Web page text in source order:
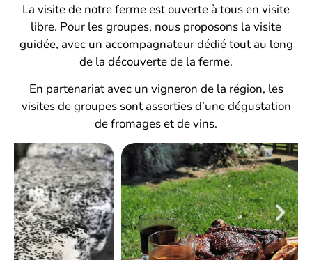
La visite de notre ferme est ouverte à tous en visite
libre. Pour les groupes, nous proposons la visite
guidée, avec un accompagnateur dédié tout au long
de la découverte de la ferme.
En partenariat avec un vigneron de la région, les
visites de groupes sont assorties d’une dégustation
de fromages et de vins.